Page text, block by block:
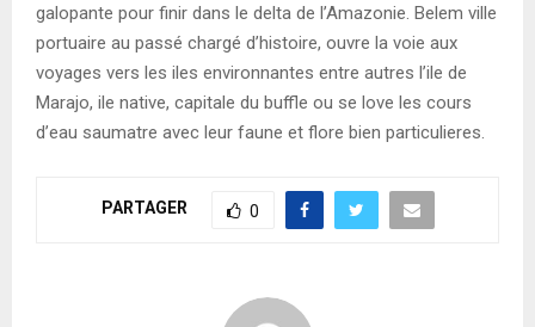
galopante pour finir dans le delta de l’Amazonie. Belem ville
portuaire au passé chargé d’histoire, ouvre la voie aux
voyages vers les iles environnantes entre autres l’ile de
Marajo, ile native, capitale du buffle ou se love les cours
d’eau saumatre avec leur faune et flore bien particulieres.
PARTAGER 0